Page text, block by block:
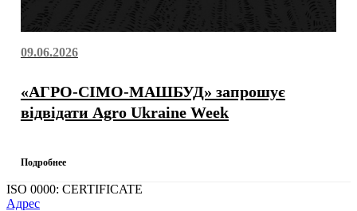
09.06.2026
«АГРО-СІМО-МАШБУД» запрошує
відвідати Agro Ukraine Week
Подробнее
ISO 0000: CERTIFICATE
Адрес